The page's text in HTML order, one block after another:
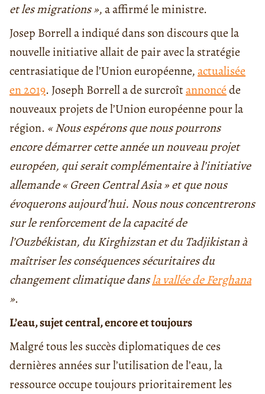
et les migrations », a affirmé le ministre.
Josep Borrell a indiqué dans son discours que la
nouvelle initiative allait de pair avec la stratégie
centrasiatique de l’Union européenne,actualisée
en 2019. Joseph Borrell a de surcroîtannoncéde
nouveaux projets de l’Union européenne pour la
région. « Nous espérons que nous pourrons
encore démarrer cette année un nouveau projet
européen, qui serait complémentaire à l’initiative
allemande « Green Central Asia » et que nous
évoquerons aujourd’hui. Nous nous concentrerons
sur le renforcement de la capacité de
l’Ouzbékistan, du Kirghizstan et du Tadjikistan à
maîtriser les conséquences sécuritaires du
changement climatique dansla vallée de Ferghana
».
L’eau, sujet central, encore et toujours
Malgré tous les succès diplomatiques de ces
dernières années sur l’utilisation de l’eau, la
ressource occupe toujours prioritairement les